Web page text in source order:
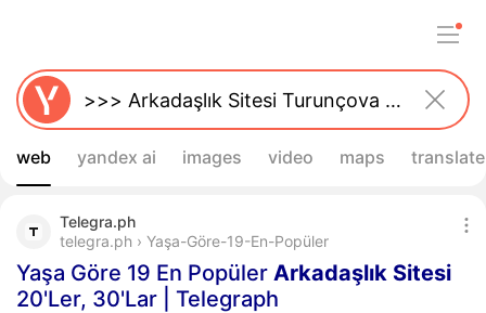
web yandex ai images video maps translate
Telegra.ph
telegra.ph › Yaşa-Göre-19-En-Popüler
Yaşa Göre 19 En Popüler Arkadaşlık Sitesi
20'Ler, 30'Lar | Telegraph